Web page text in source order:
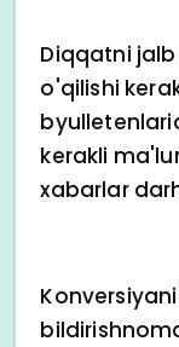
Diqqatni
o'qilishi
kerakli
xabarlar